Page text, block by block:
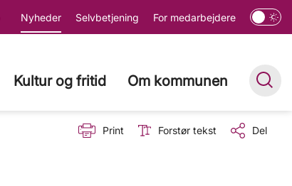
Nyheder Selvbetjening For medarbejdere
Kultur og fritid Om kommunen
Print Forstør tekst Del